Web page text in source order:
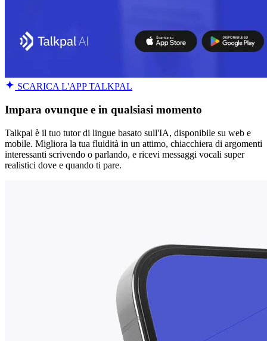
SCARICA L'APP TALKPAL
Impara ovunque e in qualsiasi momento
Talkpal è il tuo tutor di lingue basato sull'IA, disponibile su web e
mobile. Migliora la tua fluidità in un attimo, chiacchiera di argomenti
interessanti scrivendo o parlando, e ricevi messaggi vocali super
realistici dove e quando ti pare.